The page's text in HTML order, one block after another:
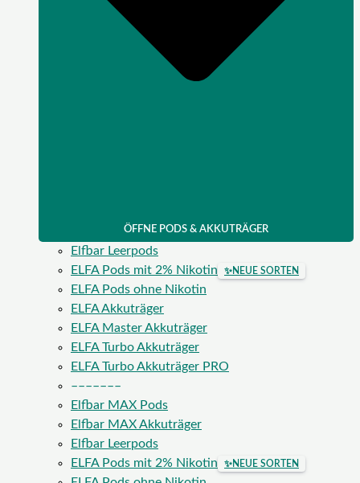
ÖFFNE PODS & AKKUTRÄGER
Elfbar Leerpods
ELFA Pods mit 2% Nikotin
✨NEUE SORTEN
ELFA Pods ohne Nikotin
ELFA Akkuträger
ELFA Master Akkuträger
ELFA Turbo Akkuträger
ELFA Turbo Akkuträger PRO
–––––––
Elfbar MAX Pods
Elfbar MAX Akkuträger
Elfbar Leerpods
ELFA Pods mit 2% Nikotin
✨NEUE SORTEN